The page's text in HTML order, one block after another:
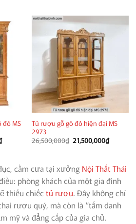
21,500,000₫.
đỏ MS
Giá
hiện
26,500,000₫.
Tủ rượu gỗ gõ đỏ hiện đại MS
2973
26,500,000₫ Giá
gốc
21,500,000₫Giá
hiện
cầm cưa tại xưởng Nội Thất Thái
phòng khách của một gia đình
thiếu chiếc tủ rượu. Đây không chỉ
rượu quý, mà còn là “tấm danh
mỹ và đẳng cấp của gia chủ.